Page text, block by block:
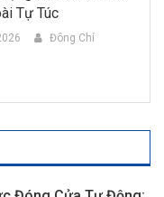
Tự Túc
Đông Chí